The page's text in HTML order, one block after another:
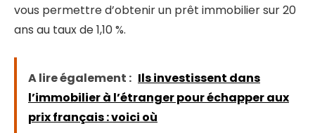
vous permettre d’obtenir un prêt immobilier sur 20
ans au taux de 1,10 %.
A lire également : Ils investissent dans
l’immobilier à l’étranger pour échapper aux
prix français : voici où